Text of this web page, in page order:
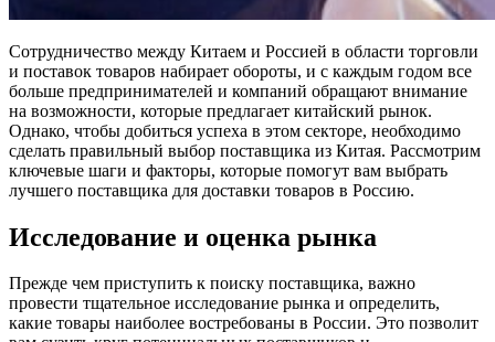
Сотрудничество между Китаем и Россией в области торговли
и поставок товаров набирает обороты, и с каждым годом все
больше предпринимателей и компаний обращают внимание
на возможности, которые предлагает китайский рынок.
Однако, чтобы добиться успеха в этом секторе, необходимо
сделать правильный выбор поставщика из Китая. Рассмотрим
ключевые шаги и факторы, которые помогут вам выбрать
лучшего поставщика для доставки товаров в Россию.
Исследование и оценка рынка
Прежде чем приступить к поиску поставщика, важно
провести тщательное исследование рынка и определить,
какие товары наиболее востребованы в России. Это позволит